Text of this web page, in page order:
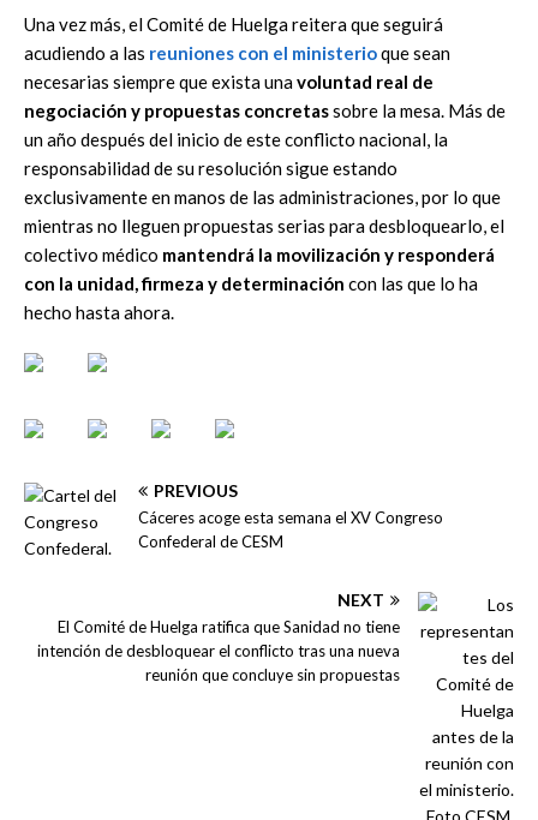
Una vez más, el Comité de Huelga reitera que seguirá
acudiendo a las reuniones con el ministerioque sean
necesarias siempre que exista unavoluntad real de
negociación y propuestas concretassobre la mesa. Más de
un año después del inicio de este conflicto nacional, la
responsabilidad de su resolución sigue estando
exclusivamente en manos de las administraciones, por lo que
mientras no lleguen propuestas serias para desbloquearlo, el
colectivo médico mantendrá la movilización y responderá
con la unidad, firmeza y determinación con las que lo ha
hecho hasta ahora.
PREVIOUS
Cáceres acoge esta semana el XV Congreso
Confederal de CESM
NEXT
El Comité de Huelga ratifica que Sanidad no tiene
intención de desbloquear el conflicto tras una nueva
reunión que concluye sin propuestas